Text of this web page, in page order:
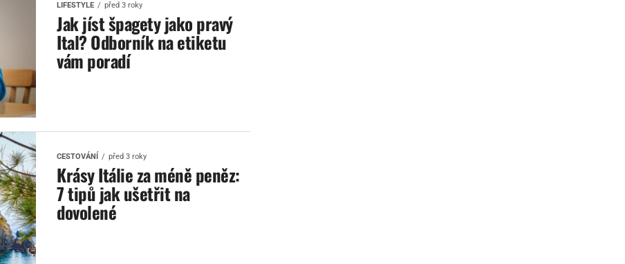
LIFESTYLE před 3 roky
Jak jíst špagety jako pravý
Ital? Odborník na etiketu
vám poradí
CESTOVÁNÍ před 3 roky
Krásy Itálie za méně peněz:
7 tipů jak ušetřit na
dovolené